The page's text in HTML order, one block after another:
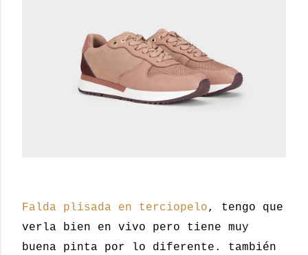
Falda plisada en terciopelo, tengo que
verla bien en vivo pero tiene muy
buena pinta por lo diferente. también